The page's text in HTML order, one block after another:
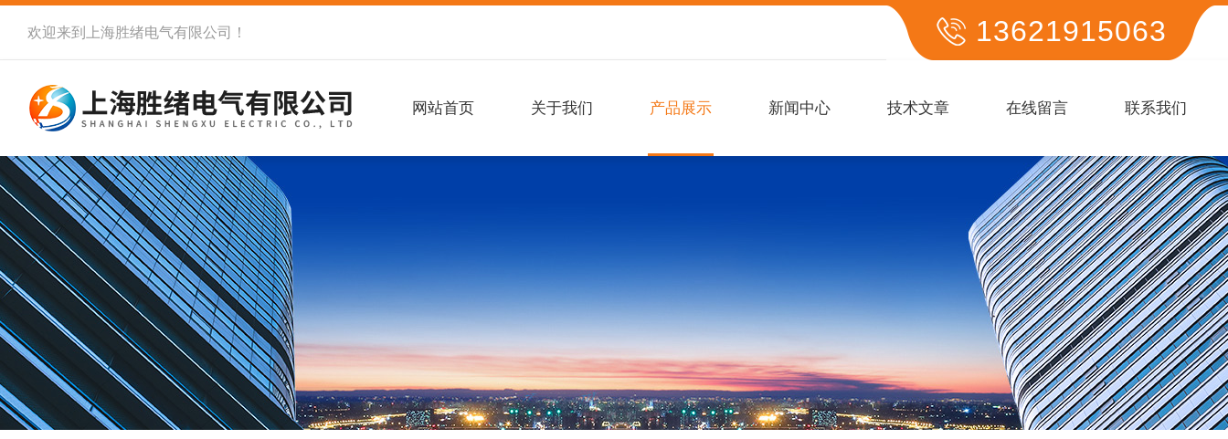
欢迎来到 上海胜绪电气有限公司 ！ 13621915063
网站首页 关于我们 产品展示 新闻中心 技术文章 在线留言 联系我们